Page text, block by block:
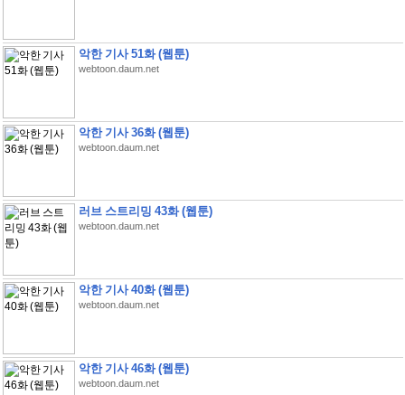
악한 기사 51화 (웹툰)
webtoon.daum.net
악한 기사 36화 (웹툰)
webtoon.daum.net
러브 스트리밍 43화 (웹툰)
webtoon.daum.net
악한 기사 40화 (웹툰)
webtoon.daum.net
악한 기사 46화 (웹툰)
webtoon.daum.net